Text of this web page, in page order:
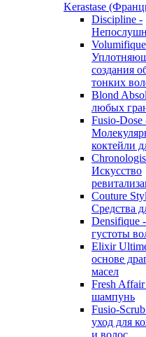
Kerastase
Discipline -
создания
тонких
Blond
любых
Fusio-Dose
коктейли
Искусство
Couture
Средства
Densifique
густоты
Elixir
основе
масел
Fresh
шампунь
Fusio-
уход для
и волос